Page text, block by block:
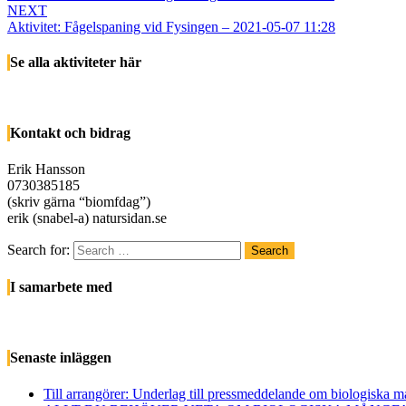
NEXT
Aktivitet: Fågelspaning vid Fysingen – 2021-05-07 11:28
Se alla aktiviteter här
Kontakt och bidrag
Erik Hansson
0730385185
(skriv gärna “biomfdag”)
erik (snabel-a) natursidan.se
Search for: Search
I samarbete med
Senaste inläggen
Till arrangörer: Underlag till pressmeddelande om biologiska